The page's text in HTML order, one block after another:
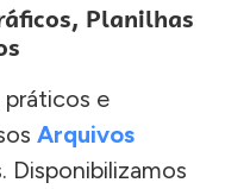
Planilhas
práticos e
Arquivos
Disponibilizamos